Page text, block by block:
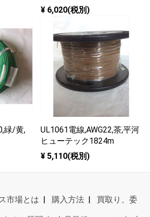
¥ 6,020(税別)
緑/黄,
UL1061電線,AWG22,茶,平河
ヒューテック1824m
¥ 5,110(税別)
市場とは | 購入方法 | 買取り、委